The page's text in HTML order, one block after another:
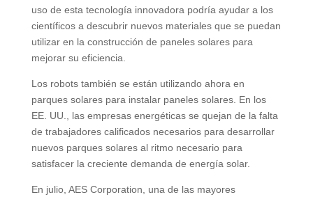
uso de esta tecnología innovadora podría ayudar a los
científicos a descubrir nuevos materiales que se puedan
utilizar en la construcción de paneles solares para
mejorar su eficiencia.
Los robots también se están utilizando ahora en
parques solares para instalar paneles solares. En los
EE. UU., las empresas energéticas se quejan de la falta
de trabajadores calificados necesarios para desarrollar
nuevos parques solares al ritmo necesario para
satisfacer la creciente demanda de energía solar.
En julio, AES Corporation, una de las mayores